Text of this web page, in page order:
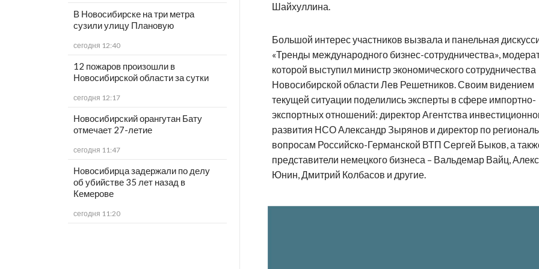
В Новосибирске на три метра
сузили улицу Плановую
сегодня 12:40
12 пожаров произошли в
Новосибирской области за сутки
сегодня 12:17
Новосибирский орангутан Бату
отмечает 27-летие
сегодня 11:47
Новосибирца задержали по делу
об убийстве 35 лет назад в
Кемерове
сегодня 11:20
Шайхуллина.
Большой интерес участников вызвала и панельная
«Тренды международного бизнес-сотрудничества»,
которой выступил министр экономического сотрудничества
Новосибирской области Лев Решетников. Своим видением
текущей ситуации поделились эксперты в сфере импортно-
экспортных отношений: директор Агентства
развития НСО Александр Зырянов и директор по
вопросам Российско-Германской ВТП Сергей Быков, а
представители немецкого бизнеса – Вальдемар Вайц,
Юнин, Дмитрий Колбасов и другие.